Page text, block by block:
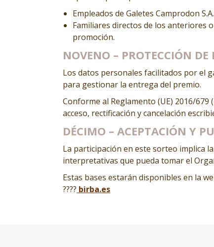
Empleados de Galetes Camprodon
Familiares directos de los anteriores
promoción.
NOVENO – PROTECCIÓN DE
Los datos personales facilitados por el
para gestionar la entrega del premio.
Conforme al Reglamento (UE) 2016/
acceso, rectificación y cancelación
DÉCIMO – ACEPTACIÓN Y
La participación en este sorteo implica
interpretativas que pueda tomar el
Estas bases estarán disponibles en la
???? birba.es